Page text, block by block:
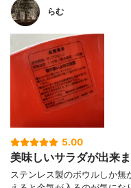
らむ
5.00
美味しいサラダが出来
ステンレス製のボウルしか無